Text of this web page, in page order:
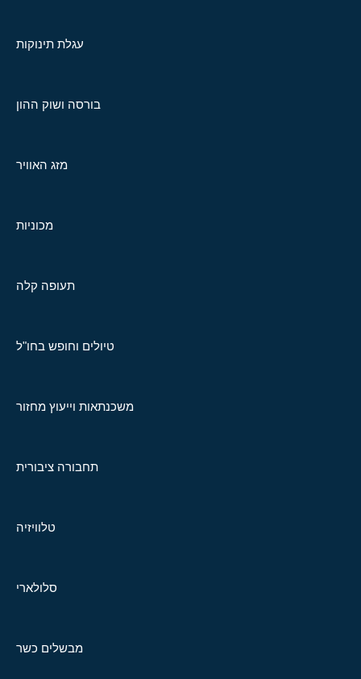
עגלת תינוקות
בורסה ושוק ההון
מזג האוויר
מכוניות
תעופה קלה
טיולים וחופש בחו"ל
משכנתאות וייעוץ מחזור
תחבורה ציבורית
טלוויזיה
סלולארי
מבשלים כשר